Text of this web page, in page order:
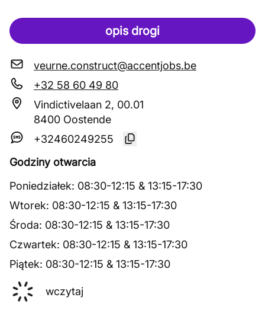
opis drogi
veurne.construct@accentjobs.be
+32 58 60 49 80
Vindictivelaan 2, 00.01
8400 Oostende
+32460249255
Godziny otwarcia
Poniedziałek: 08:30-12:15 & 13:15-17:30
Wtorek: 08:30-12:15 & 13:15-17:30
Środa: 08:30-12:15 & 13:15-17:30
Czwartek: 08:30-12:15 & 13:15-17:30
Piątek: 08:30-12:15 & 13:15-17:30
wczytaj